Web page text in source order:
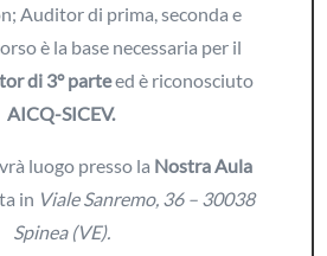
Auditor di prima, seconda e
è la base necessaria per il
di 3°parteed è riconosciuto
AICQ-SICEV.
luogo presso la NostraAula
in Viale Sanremo, 36 – 30038
Spinea (VE).